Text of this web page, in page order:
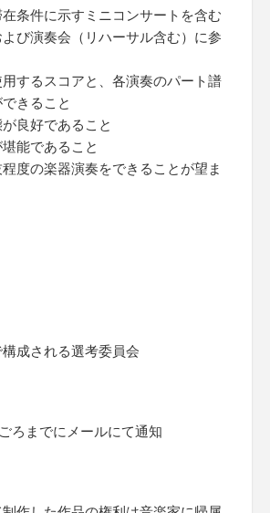
在条件に示すミニコンサートを含む
び演奏会（リハーサル含む）に参
用するスコアと、各演奏のパート譜
きること
が良好であること
堪能であること
程度の楽器演奏をできることが望ま
成される選考委員会
ろまでにメールにて通知